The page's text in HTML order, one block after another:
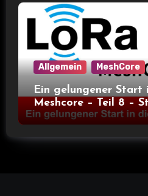
Allgemein MeshCore
Ein gelungener Start
Meshcore – Teil 8 –
bei verschiedenen